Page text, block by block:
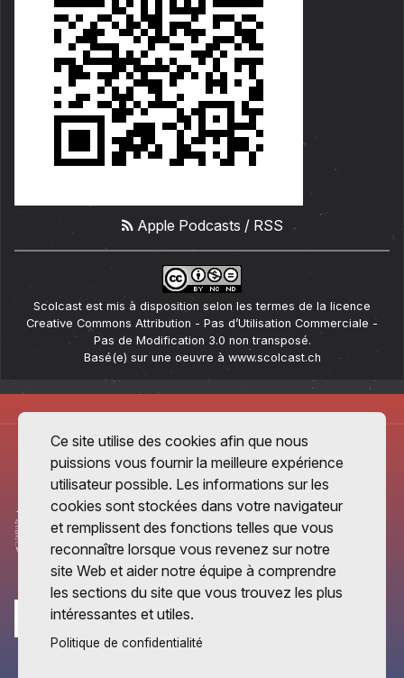
Apple Podcasts / RSS
Scolcast est mis à disposition selon les termes de la licence
Creative Commons Attribution - Pas d’Utilisation Commerciale -
Pas de Modification 3.0 non transposé.
Basé(e) sur une oeuvre à www.scolcast.ch
Ce site utilise des cookies afin que nous
puissions vous fournir la meilleure expérience
utilisateur possible. Les informations sur les
cookies sont stockées dans votre navigateur
et remplissent des fonctions telles que vous
reconnaître lorsque vous revenez sur notre
site Web et aider notre équipe à comprendre
les sections du site que vous trouvez les plus
intéressantes et utiles.
Politique de confidentialité